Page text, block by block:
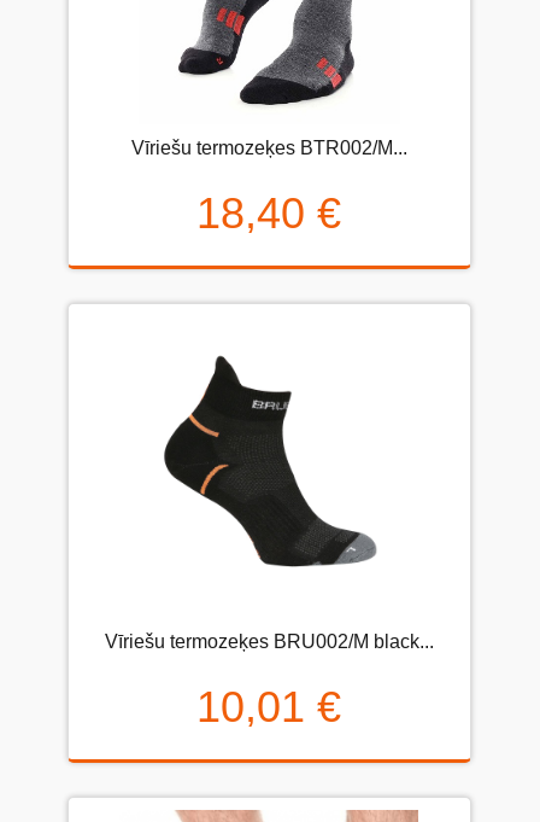
Vīriešu termozeķes BTR002/M...
18,40 €
Vīriešu termozeķes BRU002/M black...
10,01 €